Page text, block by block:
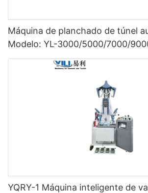
Máquina de planchado de túnel
Modelo: YL-3000/5000/7000/
YQRY-1 Máquina inteligente de